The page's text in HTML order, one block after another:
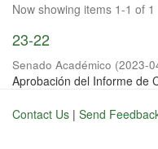
Now showing items 1-1 of 1
23-22
Senado Académico (2023-
Aprobación del Informe de
Contact Us | Send